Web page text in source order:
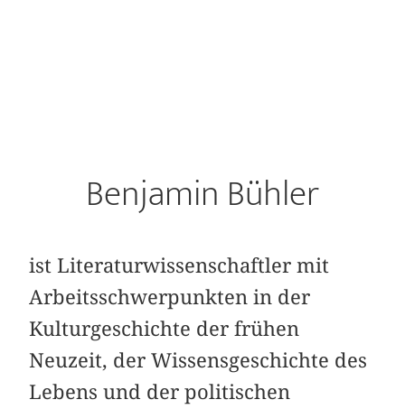
Benjamin Bühler
ist Literaturwissenschaftler mit
Arbeitsschwerpunkten in der
Kulturgeschichte der frühen
Neuzeit, der Wissensgeschichte des
Lebens und der politischen